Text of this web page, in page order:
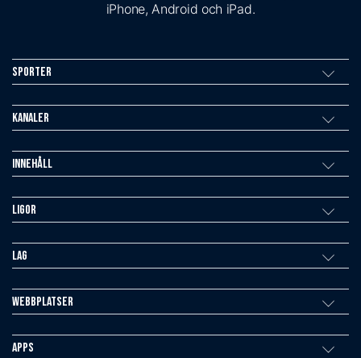
iPhone, Android och iPad.
Sporter
Kanaler
Innehåll
Ligor
Lag
Webbplatser
Apps